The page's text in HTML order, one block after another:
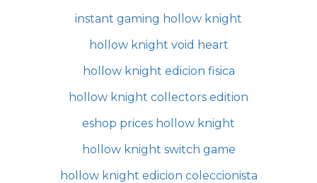
instant gaming hollow knight
hollow knight void heart
hollow knight edicion fisica
hollow knight collectors edition
eshop prices hollow knight
hollow knight switch game
hollow knight edicion coleccionista